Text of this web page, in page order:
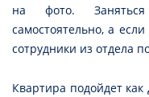
на фото.
самостоятельно, а
сотрудники из отдела
Квартира подойдет